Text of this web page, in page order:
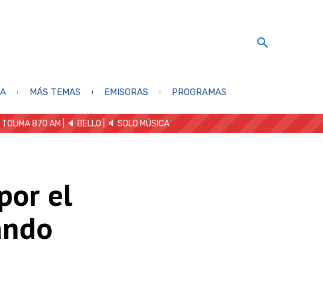
MÁS TEMAS EMISORAS PROGRAMAS
TOLIMA 870 AM | 🔈 BELLO 🔈 SOLO MÚSICA
el